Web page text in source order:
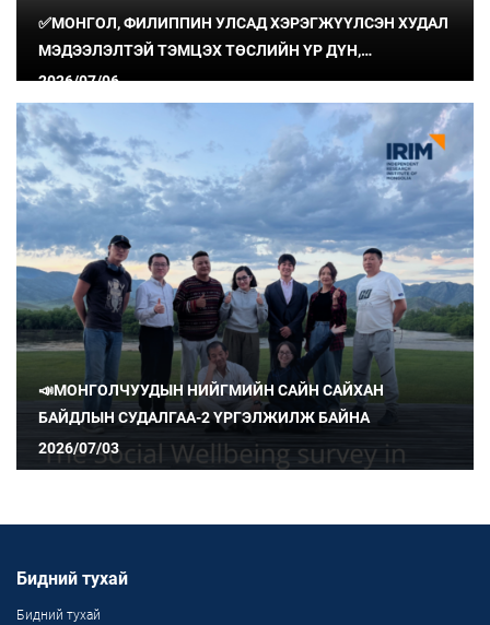
✅МОНГОЛ, ФИЛИППИН УЛСАД ХЭРЭГЖҮҮЛСЭН ХУДАЛ
МЭДЭЭЛЭЛТЭЙ ТЭМЦЭХ ТӨСЛИЙН ҮР ДҮН,
СУРГАМЖИЙГ ХУВААЛЦЛАА
2026/07/06
📣МОНГОЛЧУУДЫН НИЙГМИЙН САЙН САЙХАН
БАЙДЛЫН СУДАЛГАА-2 ҮРГЭЛЖИЛЖ БАЙНА
2026/07/03
Бидний тухай
Бидний тухай